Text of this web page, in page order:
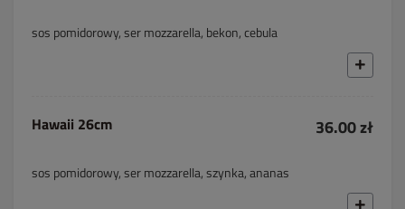
sos pomidorowy, ser mozzarella, bekon, cebula
Hawaii 26cm 36.00 zł
sos pomidorowy, ser mozzarella, szynka, ananas